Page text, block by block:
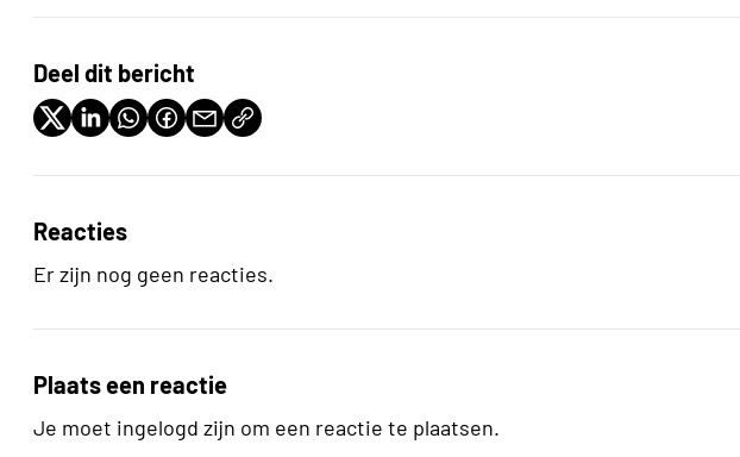
Deel dit bericht
Reacties
Er zijn nog geen reacties.
Plaats een reactie
Je moet ingelogd zijn om een reactie te plaatsen.